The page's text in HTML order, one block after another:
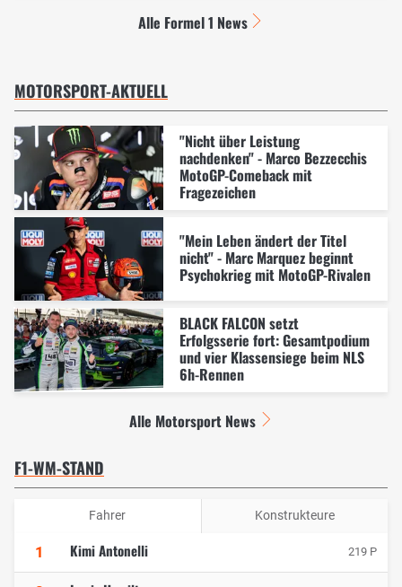
Alle Formel 1 News
MOTORSPORT-AKTUELL
"Nicht über Leistung
nachdenken" - Marco Bezzecchis
MotoGP-Comeback mit
Fragezeichen
"Mein Leben ändert der Titel
nicht" - Marc Marquez beginnt
Psychokrieg mit MotoGP-Rivalen
BLACK FALCON setzt
Erfolgsserie fort: Gesamtpodium
und vier Klassensiege beim NLS
6h-Rennen
Alle Motorsport News
F1-WM-STAND
Fahrer Konstrukteure
1 Kimi Antonelli 219 P